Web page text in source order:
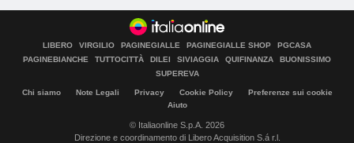
LIBERO VIRGILIO PAGINEGIALLE PAGINEGIALLE SHOP
PGCASA
PAGINEBIANCHE
TUTTOCITTÀ DILEI SIVIAGGIA QUIFINANZA
BUONISSIMO
SUPEREVA
Chi siamo Note Legali Privacy Cookie Policy
Preferenze sui cookie
Aiuto
© Italiaonline S.p.A. 2026
Direzione e coordinamento di Libero Acquisition S.á r.l.